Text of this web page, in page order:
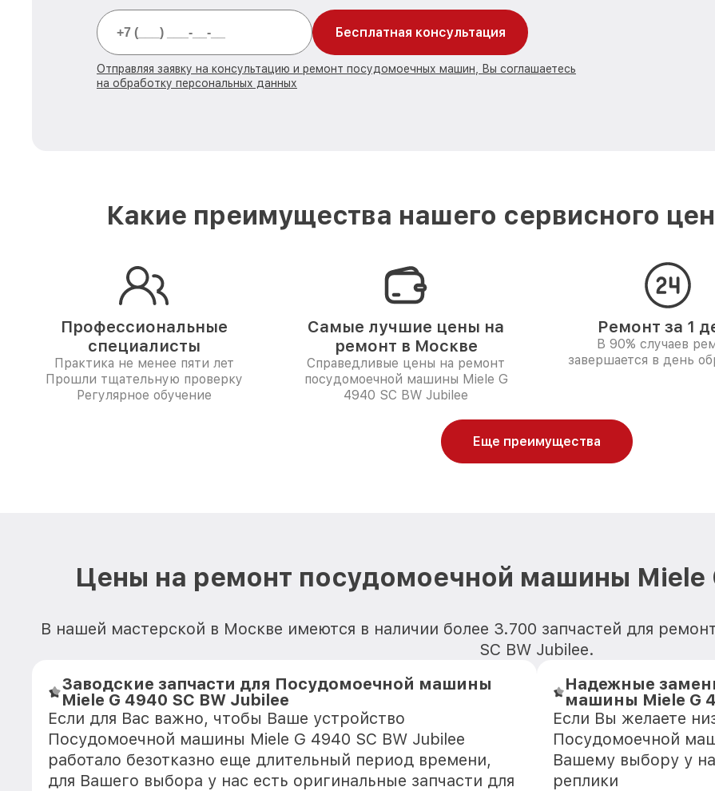
Бесплатная консультация
Отправляя заявку на консультацию и ремонт посудомоечных машин, Вы соглашаетесь
на обработку персональных данных
Какие преимущества нашего сервисного
Профессиональные
специалисты
Практика не менее пяти лет
Прошли тщательную проверку
Регулярное обучение
Самые лучшие цены на
ремонт в Москве
Справедливые цены на ремонт
посудомоечной машины Miele G
4940 SC BW Jubilee
Ремонт за 1
В 90% случаев
завершается в день
Еще преимущества
Цены на ремонт посудомоечной машины Miele
В нашей мастерской в Москве имеются в наличии более 3.700 запчастей для
SC BW Jubilee.
Заводские запчасти для Посудомоечной машины
Miele G 4940 SC BW Jubilee
Если для Вас важно, чтобы Ваше устройство
Посудомоечной машины Miele G 4940 SC BW Jubilee
работало безотказно еще длительный период времени,
для Вашего выбора у нас есть оригинальные запчасти для
Надежные
машины Miele G
Если Вы желаете
Посудомоечной
Вашему выбору у
реплики